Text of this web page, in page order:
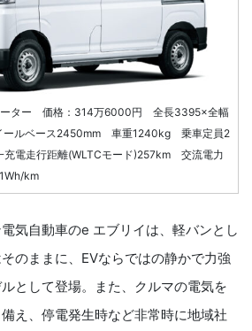
ーター 価格：314万6000円 全長3395×全幅
ルベース2450mm 車重1240kg 乗車定員2
電走行距離(WLTCモード)257km 交流電力
km
気自動車のe エブリイは、軽バンとし
のままに、EVならではの静かで力強
として登場。また、クルマの電気を
え、停電発生時など非常時に地域社